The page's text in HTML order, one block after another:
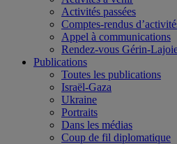
Activités passées
Comptes-rendus
Appel à communications
Rendez-vous Gérin-
Publications
Toutes les publications
Israël-Gaza
Ukraine
Portraits
Dans les médias
Coup de fil diplomatique